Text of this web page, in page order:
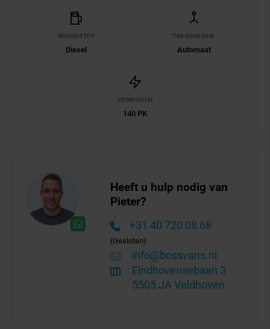
BRANDSTOF
Diesel
TRANSMISSIE
Automaat
VERMOGEN
140 PK
Heeft u hulp nodig van
Pieter?
+31 40 720 08 68
(Gesloten)
info@bossvans.nl
Eindhovensebaan 3
5505 JA Veldhoven